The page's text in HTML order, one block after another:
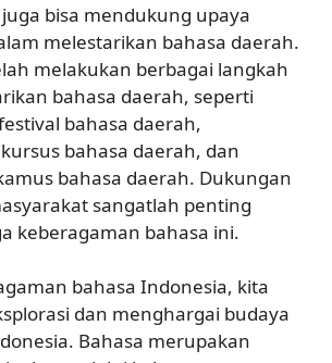
bisa mendukung upaya
melestarikan bahasa daerah.
melakukan berbagai langkah
bahasa daerah, seperti
bahasa daerah,
bahasa daerah, dan
bahasa daerah. Dukungan
sangatlah penting
keberagaman bahasa ini.
bahasa Indonesia, kita
dan menghargai budaya
Bahasa merupakan